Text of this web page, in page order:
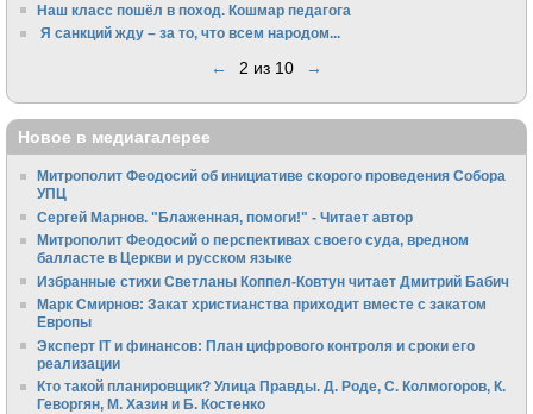
Наш класс пошёл в поход. Кошмар педагога
Я санкций жду – за то, что всем народом...
← 2 из 10 →
Новое в медиагалерее
Митрополит Феодосий об инициативе скорого проведения Собора
УПЦ
Сергей Марнов. "Блаженная, помоги!" - Читает автор
Митрополит Феодосий о перспективах своего суда, вредном
балласте в Церкви и русском языке
Избранные стихи Светланы Коппел-Ковтун читает Дмитрий Бабич
Марк Смирнов: Закат христианства приходит вместе с закатом
Европы
Эксперт IT и финансов: План цифрового контроля и сроки его
реализации
Кто такой планировщик? Улица Правды. Д. Роде, С. Колмогоров, К.
Геворгян, М. Хазин и Б. Костенко